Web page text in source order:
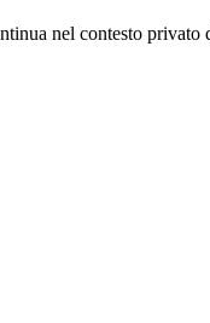
nel contesto privato